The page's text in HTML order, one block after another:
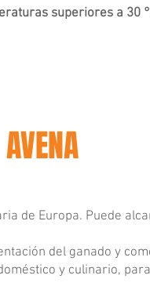
superiores a 30
AVENA
de Europa. Puede
del ganado y
y culinario,